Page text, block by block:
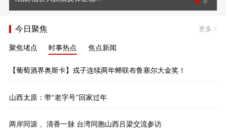
今日聚焦 更多 >
聚焦堵点 时事热点 焦点新闻
【葡萄酒界奥斯卡】戎子连续两年蝉联布鲁塞尔大金奖！
山西太原：带“老字号”回家过年
两岸同源 、清香一脉 台湾同胞山西吕梁交流参访